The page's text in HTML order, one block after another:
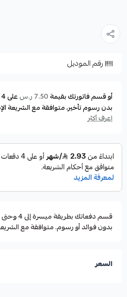
رقم الموديل
أو قسم فاتورتك بقيمة7.50 ر.س على4
بدون رسوم تأخير، متوافقة مع الشريعة
اعرف أكثر
بدون فوائد أو رسوم. متوافقة مع
السعر